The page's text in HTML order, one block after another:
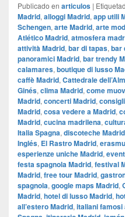
Publicado en articulos |
Madrid, alloggi Madrid, app utili
Schengen, arte Madrid, arte
Atlético Madrid, atmosfera
attività Madrid, bar di tapas, bar
panoramici Madrid, bar trendy
calamares, boutique di lusso
caffè Madrid, Cattedrale
Ginés, clima Madrid, come
Madrid, concerti Madrid,
Madrid, cosa vedere a Madrid,
Madrid, cucina madrilena,
Italia Spagna, discoteche Madrid
Inglés, El Rastro Madrid,
esperienze uniche Madrid,
festa spagnola Madrid, festival
Madrid, free tour Madrid,
spagnola, google maps Madrid,
Madrid, hotel di lusso Madrid,
all’estero Madrid, italiani famosi